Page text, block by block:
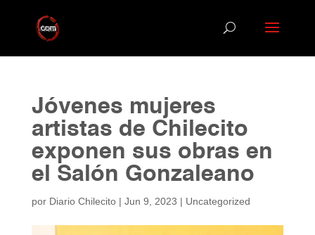
Jóvenes mujeres
artistas de Chilecito
exponen sus obras en
el Salón Gonzaleano
por Diario Chilecito| Jun 9, 2023 | Uncategorized